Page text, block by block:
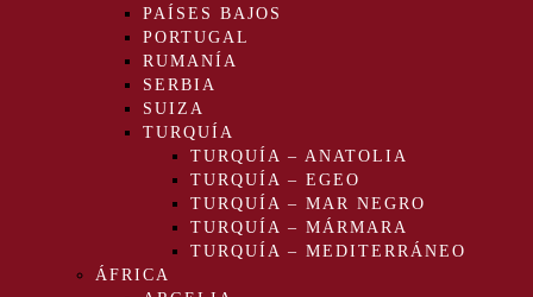
PAÍSES BAJOS
PORTUGAL
RUMANÍA
SERBIA
SUIZA
TURQUÍA
TURQUÍA – ANATOLIA
TURQUÍA – EGEO
TURQUÍA – MAR NEGRO
TURQUÍA – MÁRMARA
TURQUÍA – MEDITERRÁNEO
ÁFRICA